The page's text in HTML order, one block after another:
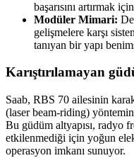
başarısını artırmak
Modüler Mimari:
gelişmelere karşı
tanıyan bir yapı
Karıştırılamayan
Saab, RBS 70 ailesinin
(laser beam-riding)
Bu güdüm altyapısı, radyo
etkilenmediği için yoğun
operasyon imkanı sunuyor.